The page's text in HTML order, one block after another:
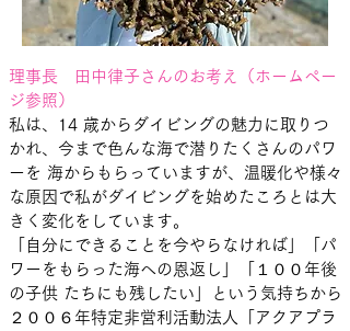
理事長 田中律子さんのお考え（ホームペー
ジ参照）
私は、14 歳からダイビングの魅力に取りつ
かれ、今まで色んな海で潜りたくさんのパワ
ーを 海からもらっていますが、温暖化や様々
な原因で私がダイビングを始めたころとは大
きく変化をしています。
「自分にできることを今やらなければ」「パ
ワーをもらった海への恩返し」「１００年後
の子供 たちにも残したい」という気持ちから
２００６年特定非営利活動法人「アクアプラ